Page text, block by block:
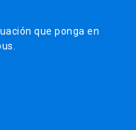
que ponga en